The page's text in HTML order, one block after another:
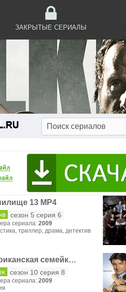
ЗАКРЫТЫЕ СЕРИАЛЫ
13 MP4
сезон 5 серия 6
сериала: 2009
, триллер, драма, детектив
Американская семейка MP4
сезон 10 серия 8
сериала: 2009